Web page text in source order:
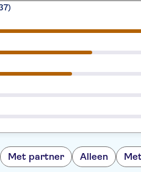
Met partner Alleen